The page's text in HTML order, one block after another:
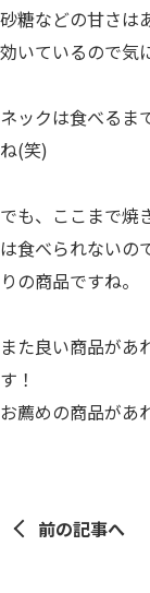
砂糖などの甘さは
効いているので気
ネックは食べるま
ね(笑)
でも、ここまで焼
は食べられないの
りの商品ですね。
また良い商品があ
す！
お薦めの商品があ
前の記事へ